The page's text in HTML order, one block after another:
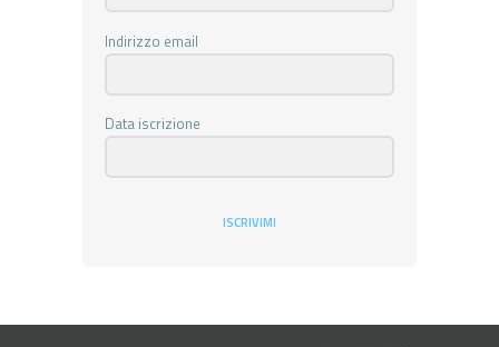
Indirizzo email
Data iscrizione
ISCRIVIMI